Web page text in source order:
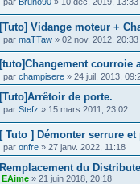
[Tuto] Vidange moteur +
par maTTaw » 02 nov. 2012, 20:33
[tuto]Changement courroie
par champisere » 24 juil. 2013,
[Tuto]Arrêtoir de porte.
par Stefz » 15 mars 2011, 23:02
[ Tuto ] Démonter serrure
par onfre » 27 janv. 2022, 11:18
Remplacement du
EAime » 21 juin 2018, 20:18